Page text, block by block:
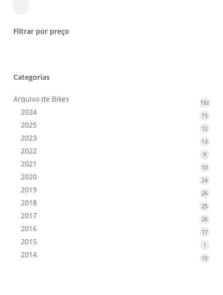
Filtrar por preço
Categorias
Arquivo de Bikes 192192
2024 1515
2025 1212
2023 1313
2022 99
2021 1010
2020 2424
2019 2626
2018 2525
2017 2626
2016 1717
2015 1
2014 1515